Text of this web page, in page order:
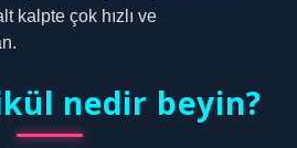
kalpte çok hızlı ve
nedir beyin?